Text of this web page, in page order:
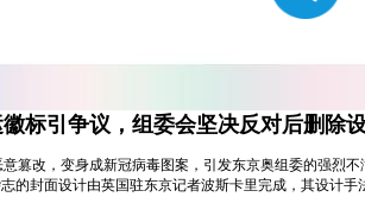
标引争议，组委会坚决反对后删除
篡改，变身成新冠病毒图案，引发东京奥组委的强烈
的封面设计由英国驻东京记者波斯卡里完成，其设计